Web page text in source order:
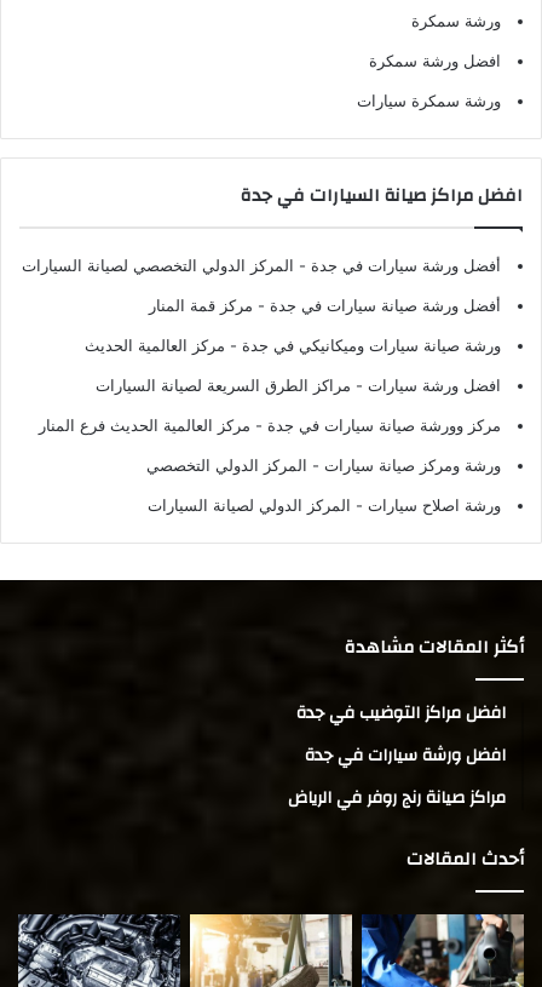
ورشة سمكرة
افضل ورشة سمكرة
ورشة سمكرة سيارات
افضل مراكز صيانة السيارات في جدة
أفضل ورشة سيارات في جدة - المركز الدولي التخصصي لصيانة السيارات
أفضل ورشة صيانة سيارات في جدة - مركز قمة المنار
ورشة صيانة سيارات وميكانيكي في جدة - مركز العالمية الحديث
افضل ورشة سيارات - مراكز الطرق السريعة لصيانة السيارات
مركز وورشة صيانة سيارات في جدة - مركز العالمية الحديث فرع المنار
ورشة ومركز صيانة سيارات - المركز الدولي التخصصي
ورشة اصلاح سيارات - المركز الدولي لصيانة السيارات
أكثر المقالات مشاهدة
افضل مراكز التوضيب في جدة
افضل ورشة سيارات في جدة
مراكز صيانة رنج روفر في الرياض
أحدث المقالات